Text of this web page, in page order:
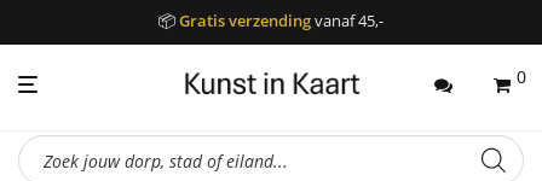
📦Gratis verzendingvanaf 45,-
0
Producten
zoeken